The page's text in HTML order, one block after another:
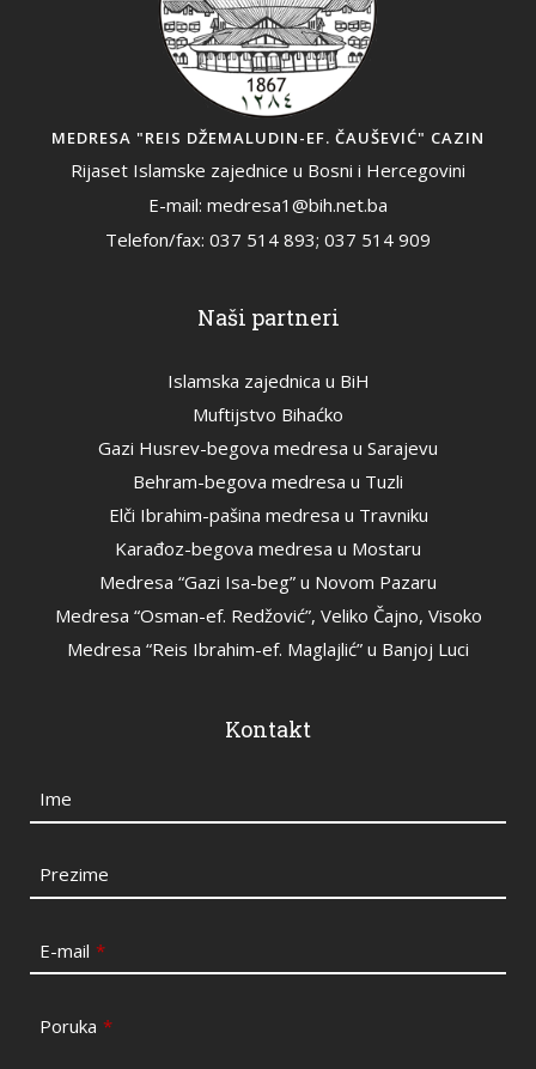
MEDRESA "REIS DŽEMALUDIN-EF. ČAUŠEVIĆ" CAZIN
Rijaset Islamske zajednice u Bosni i Hercegovini
E-mail: medresa1@bih.net.ba
Telefon/fax: 037 514 893; 037 514 909
Naši partneri
Islamska zajednica u BiH
Muftijstvo Bihaćko
Gazi Husrev-begova medresa u Sarajevu
Behram-begova medresa u Tuzli
Elči Ibrahim-pašina medresa u Travniku
Karađoz-begova medresa u Mostaru
Medresa “Gazi Isa-beg” u Novom Pazaru
Medresa “Osman-ef. Redžović”, Veliko Čajno, Visoko
Medresa “Reis Ibrahim-ef. Maglajlić” u Banjoj Luci
Kontakt
Ime
Prezime
E-mail *
Poruka *